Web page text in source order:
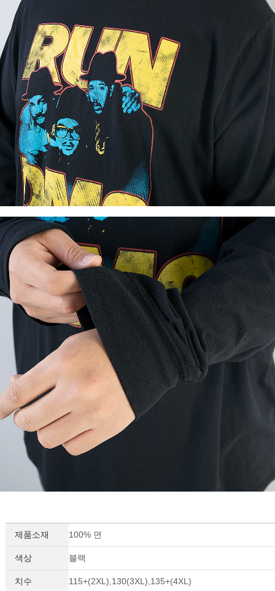
제품소재 100% 면
색상 블랙
치수 115+(2XL),130(3XL),135+(4XL)